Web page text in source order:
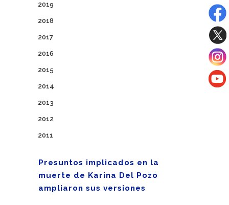
2019
2018
2017
2016
2015
2014
2013
2012
2011
Presuntos implicados en la
muerte de Karina Del Pozo
ampliaron sus versiones